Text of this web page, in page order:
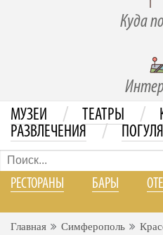
Куда
МУЗЕИ / ТЕАТРЫ /
РАЗВЛЕЧЕНИЯ /
РЕСТОРАНЫ БАРЫ
Главная Симферополь